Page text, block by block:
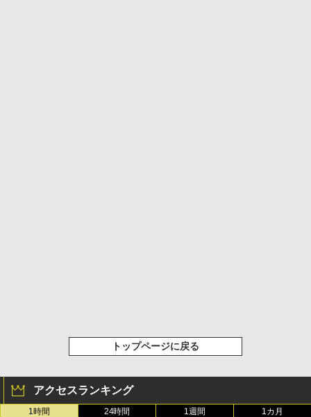
トップページに戻る
アクセスランキング
1時間 24時間 1週間 1カ月